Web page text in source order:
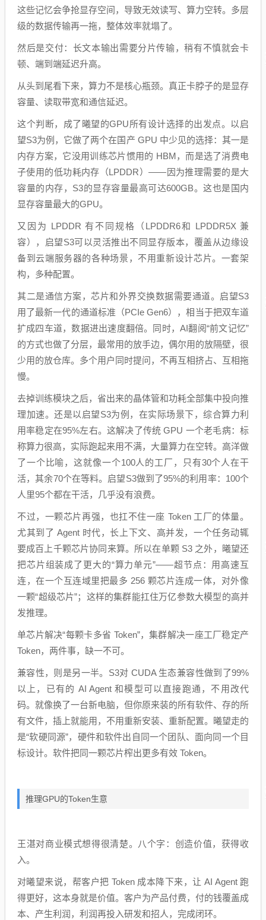
这些记忆会争抢显存空间，导致无效读写、算力空转。多层
级的数据传输再一拖，整体效率就塌了。
然后是交付：长文本输出需要分片传输，稍有不慎就会卡
顿、端到端延迟升高。
从头到尾看下来，算力不是核心瓶颈。真正卡脖子的是显存
容量、读取带宽和通信延迟。
这个判断，成了曦望的GPU所有设计选择的出发点。以启
望S3为例，它做了两个在国产 GPU 中少见的选择：其一是
内存方案，它没用训练芯片惯用的 HBM，而是选了消费电
子使用的低功耗内存（LPDDR）——因为推理需要的是大
容量的内存，S3的显存容量最高可达600GB。这也是国内
显存容量最大的GPU。
又因为 LPDDR 有不同规格（LPDDR6和 LPDDR5X 兼
容），启望S3可以灵活推出不同显存版本，覆盖从边缘设
备到云端服务器的各种场景，不用重新设计芯片。一套架
构，多种配置。
其二是通信方案，芯片和外界交换数据需要通道。启望S3
用了最新一代的通道标准（PCIe Gen6），相当于把双车道
扩成四车道，数据进出速度翻倍。同时，AI翻阅“前文记忆”
的方式也做了分层，最常用的放手边，偶尔用的放隔壁，很
少用的放仓库。多个用户同时提问，不再互相挤占、互相拖
慢。
去掉训练模块之后，省出来的晶体管和功耗全部集中投向推
理加速。还是以启望S3为例，在实际场景下，综合算力利
用率稳定在95%左右。这解决了传统 GPU 一个老毛病：标
称算力很高，实际跑起来用不满，大量算力在空转。高洋做
了一个比喻，这就像一个100人的工厂，只有30个人在干
活，其余70个在等料。启望S3做到了95%的利用率：100个
人里95个都在干活，几乎没有浪费。
不过，一颗芯片再强，也扛不住一座 Token 工厂的体量。
尤其到了 Agent 时代，长上下文、高并发，一个任务动辄
要成百上千颗芯片协同来算。所以在单颗 S3 之外，曦望还
把芯片组装成了更大的“算力单元”——超节点：用高速互
连，在一个互连域里把最多 256 颗芯片连成一体，对外像
一颗“超级芯片”；这样的集群能扛住万亿参数大模型的高并
发推理。
单芯片解决“每颗卡多省 Token”，集群解决一座工厂稳定产
Token，两件事，缺一不可。
兼容性，则是另一半。S3对 CUDA 生态兼容性做到了99%
以上，已有的 AI Agent 和模型可以直接跑通，不用改代
码。就像换了一台新电脑，但你原来装的所有软件、存的所
有文件，插上就能用，不用重新安装、重新配置。曦望走的
是“软硬同源”，硬件和软件出自同一个团队、面向同一个目
标设计。软件把同一颗芯片榨出更多有效 Token。
推理GPU的Token生意
王湛对商业模式想得很清楚。八个字：创造价值，获得收
入。
对曦望来说，帮客户把 Token 成本降下来，让 AI Agent 跑
得更好，这本身就是价值。客户为产品付费，付的钱覆盖成
本、产生利润，利润再投入研发和招人，完成闭环。